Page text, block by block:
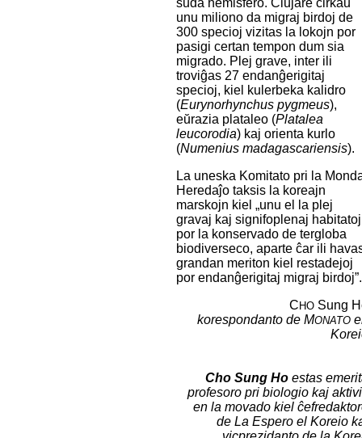
suda hemisfero. Ĉiujare ĉirkaŭ
unu miliono da migraj birdoj de
300 specioj vizitas la lokojn por
pasigi certan tempon dum sia
migrado. Plej grave, inter ili
troviĝas 27 endanĝerigitaj
specioj, kiel kulerbeka kalidro
(Eurynorhynchus pygmeus),
eŭrazia plataleo (Platalea
leucorodia) kaj orienta kurlo
(Numenius madagascariensis).
La uneska Komitato pri la
Heredaĵo taksis la koreajn
marskojn kiel „unu el la plej
gravaj kaj signifoplenaj habitatoj
por la konservado de tergloba
biodiverseco, aparte ĉar ili
grandan meriton kiel restadejoj
por endanĝerigitaj migraj birdoj”.
C HO Sung
korespondanto de MONATO
Cho Sung Ho estas
profesoro pri biologio kaj
en la movado kiel
deLa Espero el Koreio